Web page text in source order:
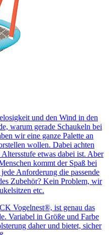
und den Wind in den
warum gerade Schaukeln bei
wir eine ganze Palette an
wollen. Dabei achten
etwas dabei ist. Aber
kommt der Spaß bei
Anforderung die passende
Zubehör? Kein Problem, wir
etc.
Vogelnest®, ist genau das
Variabel in Größe und Farbe
daher und bietet, sicher